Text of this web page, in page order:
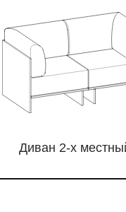
Диван 2‑х